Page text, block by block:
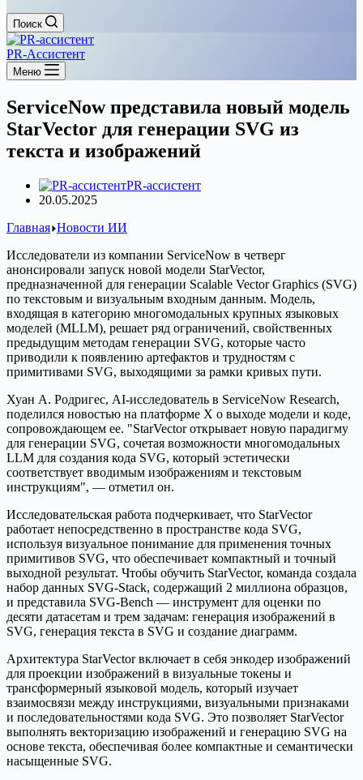
Поиск
PR-Ассистент
Меню
ServiceNow представила новый модель
StarVector для генерации SVG из
текста и изображений
PR-ассистент
20.05.2025
Главная Новости ИИ
Исследователи из компании ServiceNow в четверг
анонсировали запуск новой модели StarVector,
предназначенной для генерации Scalable Vector Graphics (SVG)
по текстовым и визуальным входным данным. Модель,
входящая в категорию многомодальных крупных языковых
моделей (MLLM), решает ряд ограничений, свойственных
предыдущим методам генерации SVG, которые часто
приводили к появлению артефактов и трудностям с
примитивами SVG, выходящими за рамки кривых пути.
Хуан А. Родригес, AI-исследователь в ServiceNow Research,
поделился новостью на платформе X о выходе модели и коде,
сопровождающем ее.
StarVector открывает новую парадигму
для генерации SVG, сочетая возможности многомодальных
LLM для создания кода SVG, который эстетически
соответствует вводимым изображениям и текстовым
инструкциям , — отметил он.
Исследовательская работа подчеркивает, что StarVector
работает непосредственно в пространстве кода SVG,
используя визуальное понимание для применения точных
примитивов SVG, что обеспечивает компактный и точный
выходной результат. Чтобы обучить StarVector, команда создала
набор данных SVG-Stack, содержащий 2 миллиона образцов,
и представила SVG-Bench — инструмент для оценки по
десяти датасетам и трем задачам: генерация изображений в
SVG, генерация текста в SVG и создание диаграмм.
Архитектура StarVector включает в себя энкодер изображений
для проекции изображений в визуальные токены и
трансформерный языковой модель, который изучает
взаимосвязи между инструкциями, визуальными признаками
и последовательностями кода SVG. Это позволяет StarVector
выполнять векторизацию изображений и генерацию SVG на
основе текста, обеспечивая более компактные и семантически
насыщенные SVG.